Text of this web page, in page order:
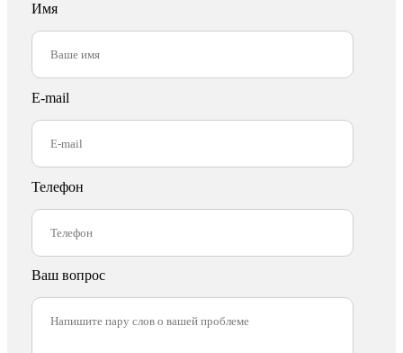
Имя
E-mail
Телефон
Ваш вопрос